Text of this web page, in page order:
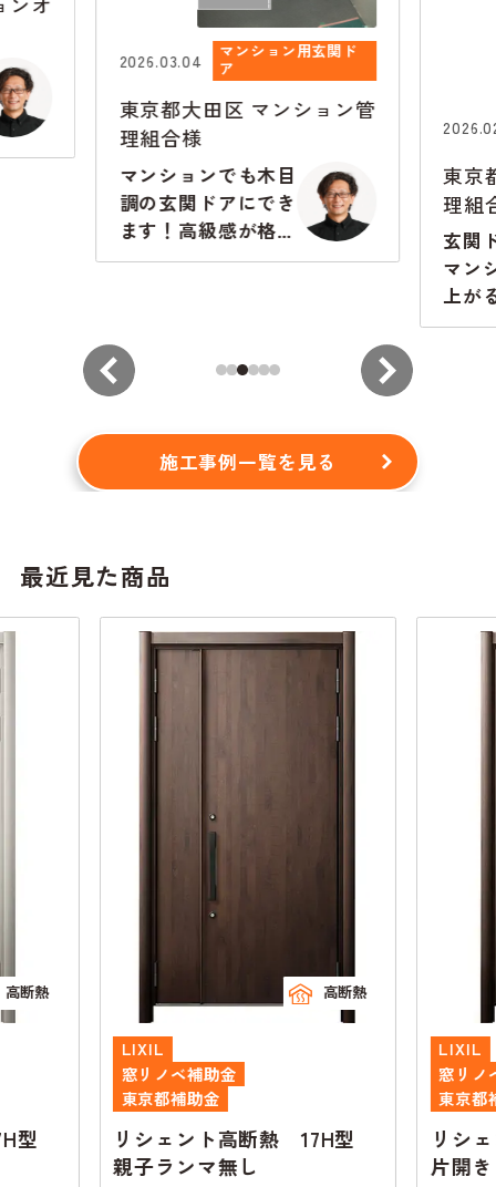
2026.03.04
マンション用玄関ド
ア
東京都大田区 マンション管
理組合様
マンションでも木目
調の玄関ドアにでき
ます！高級感が格段
に違います
東京
理組
玄関
マン
上が
から
施工事例一覧を見る
最近見た商品
高断熱
型
高断熱
LIXIL
窓リノベ補助金
東京都補助金
リシェント高断熱 17H型
親子ランマ無し
LIXIL
窓リノ
東京都
リシ
片開